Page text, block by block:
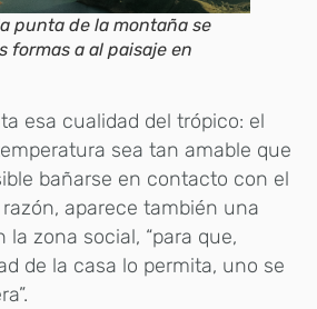
punta de la montaña se
formas a al paisaje en
esa cualidad del trópico: el
sea tan amable que
bañarse en contacto con el
razón, aparece también una
zona social, “para que,
de la casa lo permita, uno se